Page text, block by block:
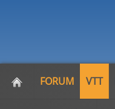
FORUM VTT